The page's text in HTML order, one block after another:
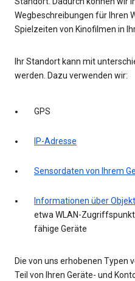
Wegbeschreibungen für Ihren
Spielzeiten von Kinofilmen in
Ihr Standort kann mit
werden. Dazu verwenden wir:
GPS
IP-Adresse
Sensordaten von Ihrem
Informationen über
etwa WLAN-
fähige Geräte
Die von uns erhobenen Typen
Teil von Ihren Geräte- und